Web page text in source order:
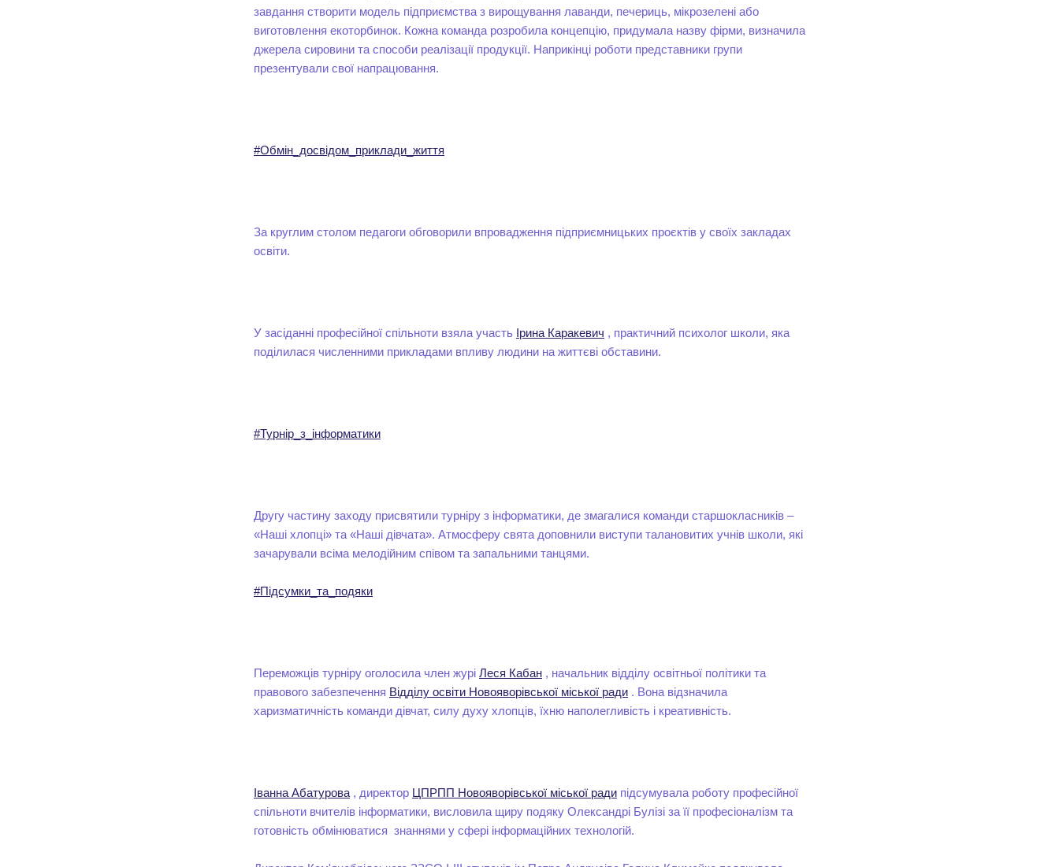
завдання створити модель підприємства з вирощування лаванди, печериць, мікрозелені або
виготовлення екоторбинок. Кожна команда розробила концепцію, придумала назву фірми, визначила
джерела сировини та способи реалізації продукції. Наприкінці роботи представники групи
презентували свої напрацювання.
#Обмін_досвідом_приклади_життя
За круглим столом педагоги обговорили впровадження підприємницьких проєктів у своїх закладах
освіти.
У засіданні професійної спільноти взяла участь Ірина Каракевич , практичний психолог школи, яка
поділилася численними прикладами впливу людини на життєві обставини.
#Турнір_з_інформатики
Другу частину заходу присвятили турніру з інформатики, де змагалися команди старшокласників –
«Наші хлопці» та «Наші дівчата». Атмосферу свята доповнили виступи талановитих учнів школи, які
зачарували всіма мелодійним співом та запальними танцями.
#Підсумки_та_подяки
Переможців турніру оголосила член журі Леся Кабан , начальник відділу освітньої політики та
правового забезпечення Відділу освіти Новояворівської міської ради . Вона відзначила
харизматичність команди дівчат, силу духу хлопців, їхню наполегливість і креативність.
Іванна Абатурова , директор ЦПРПП Новояворівської міської ради підсумувала роботу професійної
спільноти вчителів інформатики, висловила щиру подяку Олександрі Булізі за її професіоналізм та
готовність обмінюватися знаннями у сфері інформаційних технологій.